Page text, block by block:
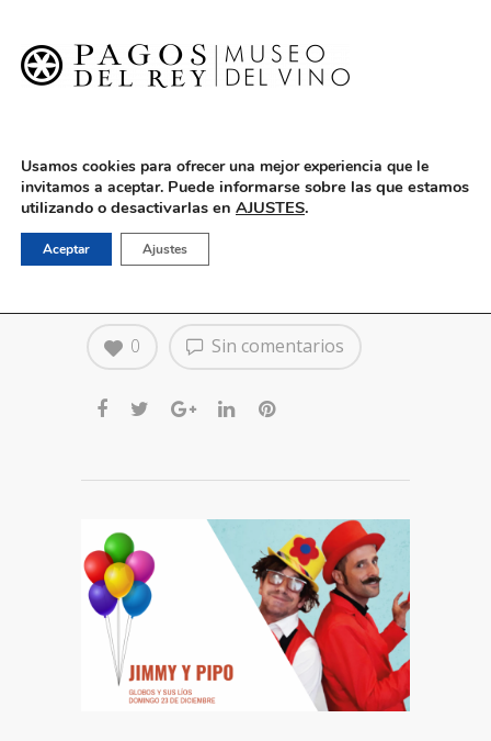
English
“Jymmy y Pippo. Globos y
sus líos” – 23 de Diciembre
Sin comentarios
0
Usamos cookies para ofrecer una mejor experiencia que le
invitamos a aceptar. Puede informarse sobre las que estamos
utilizando o desactivarlas en AJUSTES.
Aceptar Ajustes